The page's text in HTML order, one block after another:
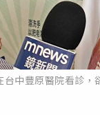
台中豐原醫院看診